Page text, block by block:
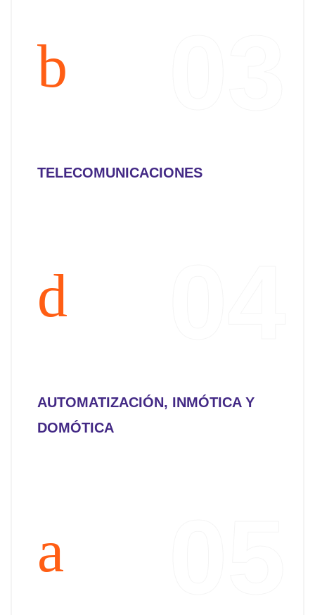
TELECOMUNICACIONES
AUTOMATIZACIÓN, INMÓTICA Y
DOMÓTICA